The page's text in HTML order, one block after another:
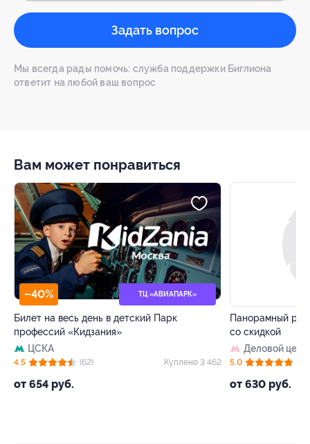
Задать вопрос
Мы всегда рады помочь: служба поддержки Биглиона
ответит на любой ваш вопрос
Вам может понравиться
–40% ТЦ «АВИАПАРК»
Билет на весь день в детский Парк
профессий «Кидзания»
ЦСКА
от 654 руб.
4.5 (62) Куплено 3 462
Панорамный
со скидкой
Деловой
от 630 руб.
5.0